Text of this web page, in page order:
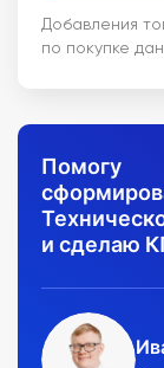
Добавления
по покупке
Помогу
и сделаю